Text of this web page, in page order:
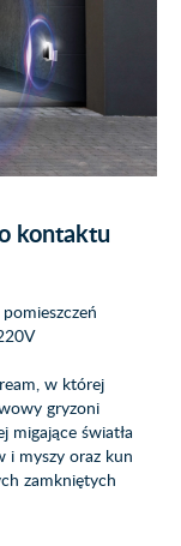
kontaktu
w której
gryzoni
światła
i myszy oraz kun
zamkniętych